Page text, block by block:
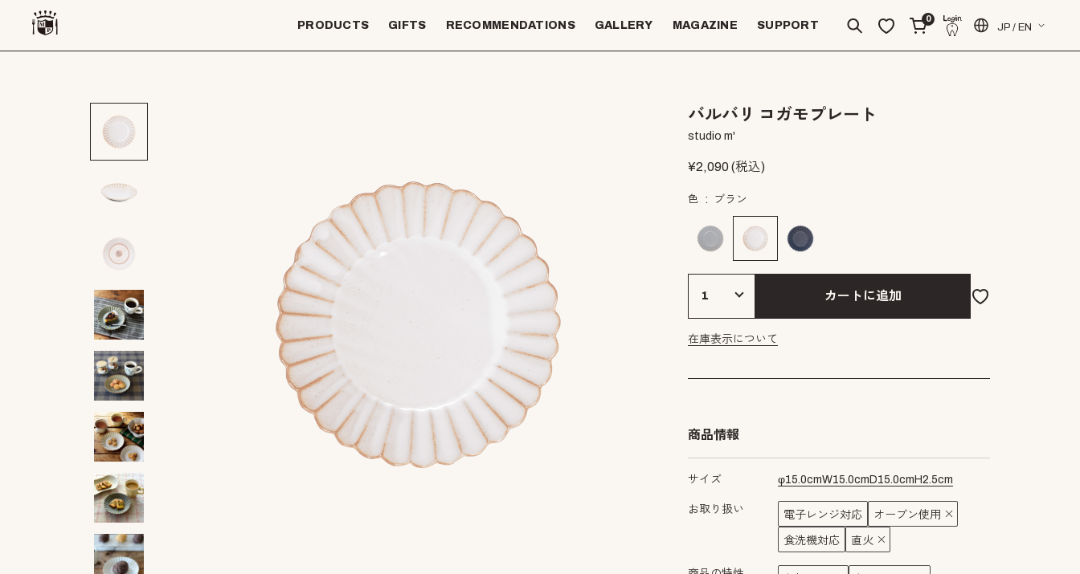
PRODUCTS GIFTS RECOMMENDATIONS GALLERY MAGAZINE SUPPORT
0
JP / EN
バルバリ コガモプレート
studio m'
¥2,090(税込)
色 ブラン
カートに追加
在庫表示について
商品情報
サイズ φ15.0cmW15.0cm D15.0cm H2.5cm
お取り扱い 電子レンジ対応 オーブン使用
食洗機対応 直火